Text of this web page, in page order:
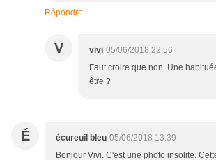
Répondre
V vivi 05/06/2018 22:56
Faut croire que non. Une
être ?
É écureuil bleu 05/06/2018 13:39
Bonjour Vivi. C'est une photo insolite.